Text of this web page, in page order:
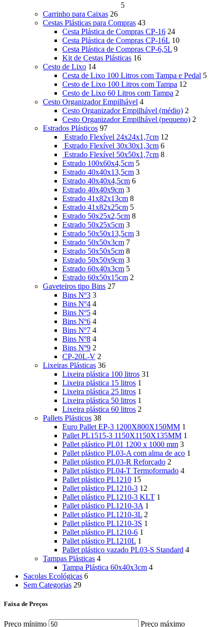
5
Carrinho para Caixas 26
Cestas Plásticas para Compras 43
Cesta Plástica de Compras CP-16 24
Cesta Plástica de Compras CP-16L 10
Cesta Plástica de Compras CP-6,5L 9
Kit de Cestas Plásticas 16
Cesto de Lixo 14
Cesta de Lixo 100 Litros com Tampa e Pedal 5
Cesto de Lixo 100 Litros com Tampa 12
Cesto de Lixo 60 Litros com Tampa 2
Cesto Organizador Empilhável 4
Cesto Organizador Empilhável (médio) 2
Cesto Organizador Empilhável (pequeno) 2
Estrados Plásticos 97
Estrado Flexível 24x24x1,7cm 12
Estrado Flexível 30x30x1,3cm 6
Estrado Flexível 50x50x1,7cm 8
Estrado 100x60x4,5cm 5
Estrado 40x40x13,5cm 3
Estrado 40x40x4,5cm 6
Estrado 40x40x9cm 3
Estrado 41x82x13cm 8
Estrado 41x82x25cm 5
Estrado 50x25x2,5cm 8
Estrado 50x25x5cm 3
Estrado 50x50x13,5cm 3
Estrado 50x50x3cm 7
Estrado 50x50x5cm 8
Estrado 50x50x9cm 3
Estrado 60x40x3cm 5
Estrado 60x50x15cm 2
Gaveteiros tipo Bins 27
Bins Nº3 3
Bins Nº4 4
Bins Nº5 4
Bins Nº6 4
Bins Nº7 4
Bins Nº8 4
Bins Nº9 2
CP-20L-V 2
Lixeiras Plásticas 36
Lixeira plástica 100 litros 31
Lixeira plástica 15 litros 1
Lixeira plástica 25 litros 1
Lixeira plástica 50 litros 1
Lixeira plástica 60 litros 2
Pallets Plásticos 38
Euro Pallet EP-3 1200X800X150MM 1
Pallet PL1515-3 1150X1150X135MM 1
Pallet plástico PL01 1200 x 1000 mm 3
Pallet plástico PL03-A com alma de aço 1
Pallet plástico PL03-R Reforçado 2
Pallet plástico PL04-T Termoformado 4
Pallet plástico PL1210 15
Pallet plástico PL1210-3 12
Pallet plástico PL1210-3 KLT 1
Pallet plástico PL1210-3A 1
Pallet plástico PL1210-3L 2
Pallet plástico PL1210-3S 1
Pallet plástico PL1210-6 1
Pallet plástico PL1210L 1
Pallet plástico vazado PL03-S Standard 4
Tampas Plásticas 4
Tampa Plástica 60x40x3cm 4
Sacolas Ecológicas 6
Sem Categorias 29
Faixa de Preços
Preço mínimo Preço máximo